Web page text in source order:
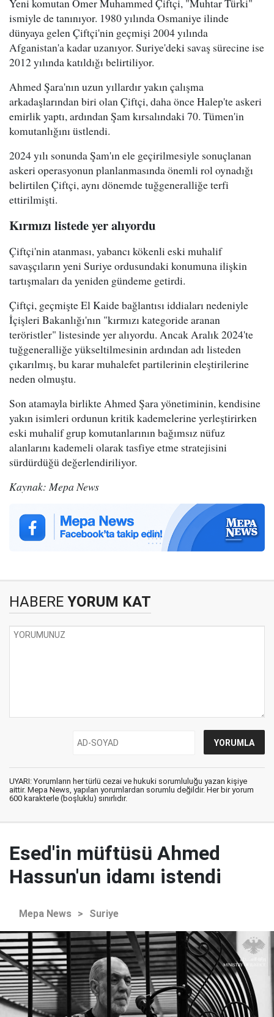
Yeni komutan Ömer Muhammed Çiftçi, "Muhtar Türki"
ismiyle de tanınıyor. 1980 yılında Osmaniye ilinde
dünyaya gelen Çiftçi'nin geçmişi 2004 yılında
Afganistan'a kadar uzanıyor. Suriye'deki savaş sürecine ise
2012 yılında katıldığı belirtiliyor.
Ahmed Şara'nın uzun yıllardır yakın çalışma
arkadaşlarından biri olan Çiftçi, daha önce Halep'te askeri
emirlik yaptı, ardından Şam kırsalındaki 70. Tümen'in
komutanlığını üstlendi.
2024 yılı sonunda Şam'ın ele geçirilmesiyle sonuçlanan
askeri operasyonun planlanmasında önemli rol oynadığı
belirtilen Çiftçi, aynı dönemde tuğgeneralliğe terfi
ettirilmişti.
Kırmızı listede yer alıyordu
Çiftçi'nin atanması, yabancı kökenli eski muhalif
savaşçıların yeni Suriye ordusundaki konumuna ilişkin
tartışmaları da yeniden gündeme getirdi.
Çiftçi, geçmişte El Kaide bağlantısı iddiaları nedeniyle
İçişleri Bakanlığı'nın "kırmızı kategoride aranan
teröristler" listesinde yer alıyordu. Ancak Aralık 2024'te
tuğgeneralliğe yükseltilmesinin ardından adı listeden
çıkarılmış, bu karar muhalefet partilerinin eleştirilerine
neden olmuştu.
Son atamayla birlikte Ahmed Şara yönetiminin, kendisine
yakın isimleri ordunun kritik kademelerine yerleştirirken
eski muhalif grup komutanlarının bağımsız nüfuz
alanlarını kademeli olarak tasfiye etme stratejisini
sürdürdüğü değerlendiriliyor.
Kaynak: Mepa News
HABERE YORUM KAT
UYARI: Yorumların her türlü cezai ve hukuki sorumluluğu yazan kişiye
aittir. Mepa News, yapılan yorumlardan sorumlu değildir. Her bir yorum
600 karakterle (boşluklu) sınırlıdır.
Esed'in müftüsü Ahmed
Hassun'un idamı istendi
Mepa News > Suriye